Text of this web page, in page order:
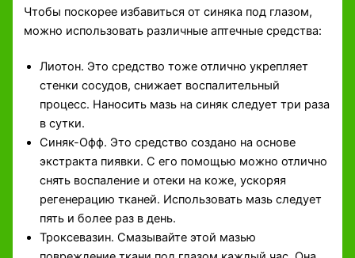
Чтобы поскорее избавиться от синяка под глазом,
можно использовать различные аптечные средства:
Лиотон. Это средство тоже отлично укрепляет
стенки сосудов, снижает воспалительный
процесс. Наносить мазь на синяк следует три раза
в сутки.
Синяк-Офф. Это средство создано на основе
экстракта пиявки. С его помощью можно отлично
снять воспаление и отеки на коже, ускоряя
регенерацию тканей. Использовать мазь следует
пять и более раз в день.
Троксевазин. Смазывайте этой мазью